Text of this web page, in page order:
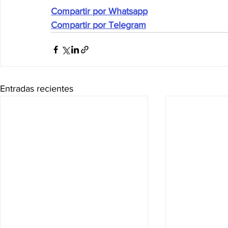
Compartir por Whatsapp
Compartir por Telegram
Entradas recientes